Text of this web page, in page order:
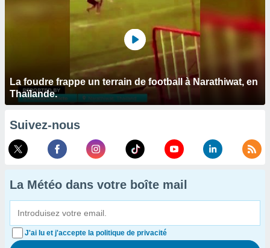
La foudre frappe un terrain de football à Narathiwat, en
Thaïlande.
Suivez-nous
La Météo dans votre boîte mail
J'ai lu et j'accepte la politique de privacité